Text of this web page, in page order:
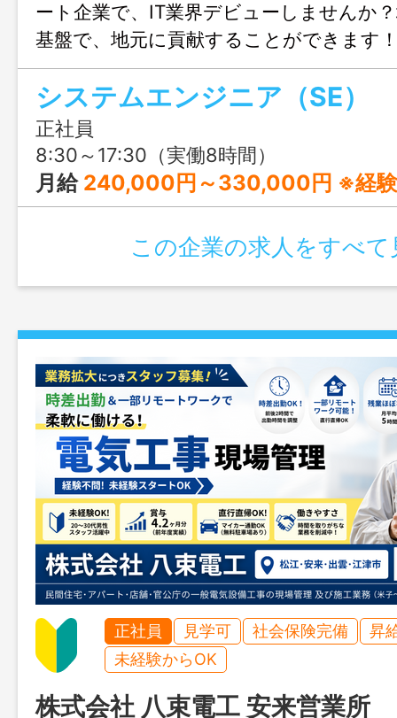
ート企業で、IT業界デビューしませんか
基盤で、地元に貢献することができます
システムエンジニア（SE）
正社員
8:30～17:30（実働8時間）
月給 240,000円～330,000円 ※経験者・有資格者は
この企業の求人をすべて
正社員 見学可 社会保険完備
昇
未経験からOK
株式会社 八束電工 安来営業所